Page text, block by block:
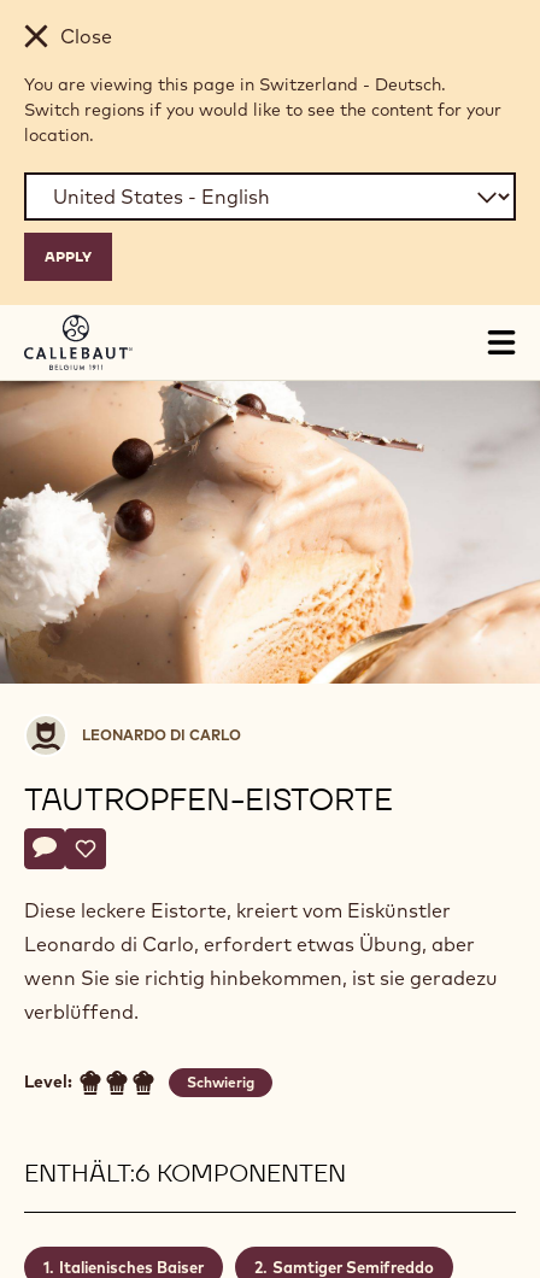
Skip to main content
Close
You are viewing this page in Switzerland - Deutsch.
Switch regions if you would like to see the content for your
location.
Leonardo
di
Carlo
LEONARDO DI CARLO
TAUTROPFEN-EISTORTE
Actions
Schreibe einen Kommentar
- Tautropfen-Eistorte
Speichern
- Tautropfen-Eistorte
Diese leckere Eistorte, kreiert vom Eiskünstler
Leonardo di Carlo, erfordert etwas Übung, aber
wenn Sie sie richtig hinbekommen, ist sie geradezu
verblüffend.
Level: Schwierig
ENTHÄLT:6 KOMPONENTEN
Italienisches Baiser Samtiger Semifreddo